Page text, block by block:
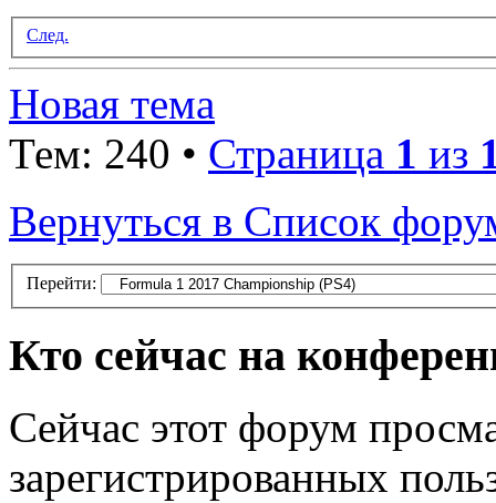
След.
Новая тема
Тем: 240 • Страница 1 из
Вернуться в Список
Перейти:
Кто сейчас на
Сейчас этот форум
зарегистрированных